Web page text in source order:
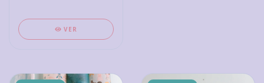
VER